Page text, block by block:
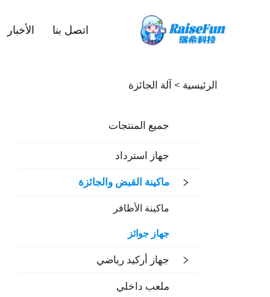
الأخبار اتصل بنا
الرئيسية > آلة الجائزة
جميع المنتجات
جهاز استرداد
ماكينة القبض والجائزة
ماكينة الأظافر
جهاز جوائز
جهاز أركيد رياضي
ملعب داخلي